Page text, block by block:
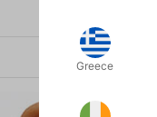
Greece